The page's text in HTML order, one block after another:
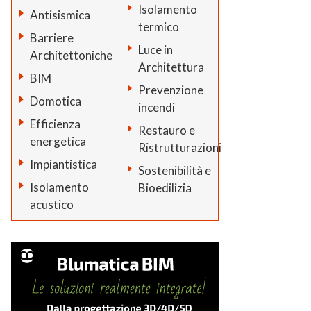
Antisismica
Barriere
Architettoniche
BIM
Domotica
Efficienza
energetica
Impiantistica
Isolamento
acustico
Isolamento
termico
Luce in
Architettura
Prevenzione
incendi
Restauro e
Ristrutturazioni
Sostenibilità e
Bioedilizia